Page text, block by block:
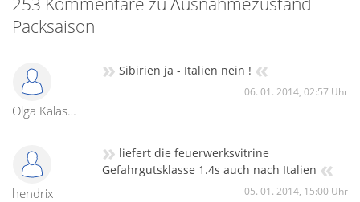
Packsaison
Olga Kalashnikova
» Sibirien ja - Italien nein ! «
06. 01. 2014, 02:57 Uhr
hendrix
» liefert die feuerwerksvitrine
Gefahrgutsklasse 1.4s auch nach Italien «
05. 01. 2014, 15:00 Uhr